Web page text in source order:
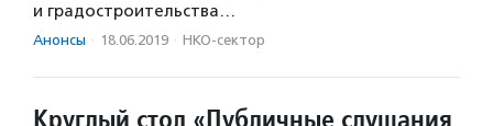
и градостроительства…
Анонсы · 18.06.2019 · НКО-сектор